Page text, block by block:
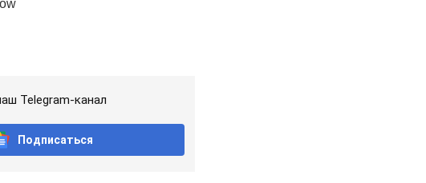
Telegram-канал
Подписаться